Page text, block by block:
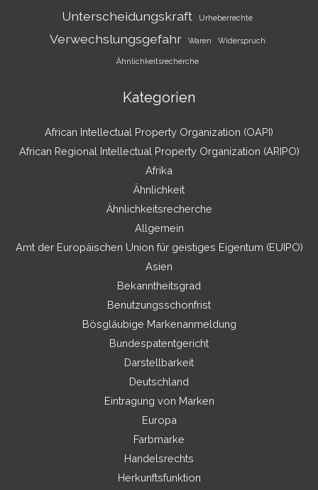
Unterscheidungskraft Urheberrechte
Verwechslungsgefahr Waren Widerspruch
Ähnlichkeitsrecherche
Kategorien
African Intellectual Property Organization (OAPI)
African Regional Intellectual Property Organization (ARIPO)
Afrika
Ähnlichkeit
Ähnlichkeitsrecherche
Allgemein
Amt der Europäischen Union für geistiges Eigentum (EUIPO)
Asien
Bekanntheitsgrad
Benutzungsschonfrist
Bösgläubige Markenanmeldung
Bundespatentgericht
Darstellbarkeit
Deutschland
Eintragung von Marken
Europa
Farbmarke
Handelsrechts
Herkunftsfunktion